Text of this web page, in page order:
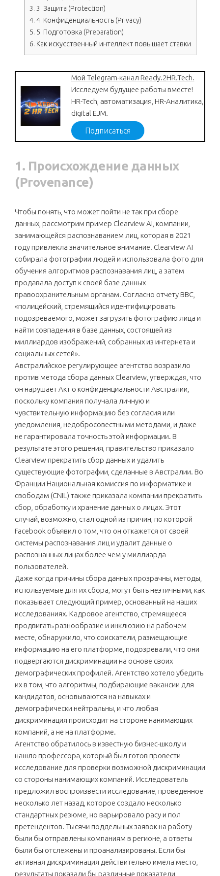
3. 3. Защита (Protection)
4. 4. Конфиденциальность (Privacy)
5. 5. Подготовка (Preparation)
6. Как искусственный интеллект повышает ставки
Мой Telegram-канал Ready.2HR.Tech.
Исследуем будущее работы вместе!
HR-Tech, автоматизация, HR-Аналитика,
digital EJM.
Подписаться
1. Происхождение данных
(Provenance)
Чтобы понять, что может пойти не так при сборе
данных, рассмотрим пример Clearview AI, компании,
занимающейся распознаванием лиц, которая в 2021
году привлекла значительное внимание. Clearview AI
собирала фотографии людей и использовала фото для
обучения алгоритмов распознавания лиц, а затем
продавала доступ к своей базе данных
правоохранительным органам. Согласно отчету BBC,
«полицейский, стремящийся идентифицировать
подозреваемого, может загрузить фотографию лица и
найти совпадения в базе данных, состоящей из
миллиардов изображений, собранных из интернета и
социальных сетей».
Австралийское регулирующее агентство возразило
против метода сбора данных Clearview, утверждая, что
он нарушает Акт о конфиденциальности Австралии,
поскольку компания получала личную и
чувствительную информацию без согласия или
уведомления, недобросовестными методами, и даже
не гарантировала точность этой информации. В
результате этого решения, правительство приказало
Clearview прекратить сбор данных и удалить
существующие фотографии, сделанные в Австралии. Во
Франции Национальная комиссия по информатике и
свободам (CNIL) также приказала компании прекратить
сбор, обработку и хранение данных о лицах. Этот
случай, возможно, стал одной из причин, по которой
Facebook объявил о том, что он откажется от своей
системы распознавания лиц и удалит данные о
распознанных лицах более чем у миллиарда
пользователей.
Даже когда причины сбора данных прозрачны, методы,
используемые для их сбора, могут быть неэтичными, как
показывает следующий пример, основанный на наших
исследованиях. Кадровое агентство, стремящееся
продвигать разнообразие и инклюзию на рабочем
месте, обнаружило, что соискатели, размещающие
информацию на его платформе, подозревали, что они
подвергаются дискриминации на основе своих
демографических профилей. Агентство хотело убедить
их в том, что алгоритмы, подбирающие вакансии для
кандидатов, основываются на навыках и
демографически нейтральны, и что любая
дискриминация происходит на стороне нанимающих
компаний, а не на платформе.
Агентство обратилось в известную бизнес-школу и
нашло профессора, который был готов провести
исследование для проверки возможной дискриминации
со стороны нанимающих компаний. Исследователь
предложил воспроизвести исследование, проведенное
несколько лет назад, которое создало несколько
стандартных резюме, но варьировало расу и пол
претендентов. Тысячи поддельных заявок на работу
были бы отправлены компаниям в регионе, а ответы
были бы отслежены и проанализированы. Если бы
активная дискриминация действительно имела место,
результаты показали бы различные показатели